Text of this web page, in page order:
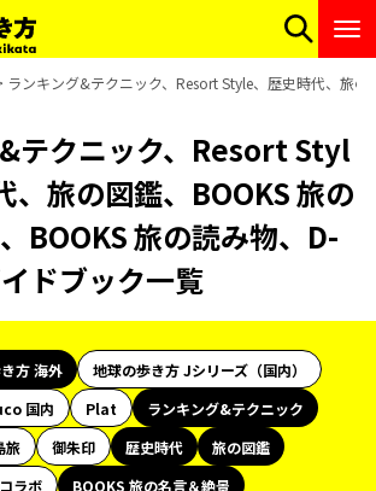
ランキング&テクニック、Resort Style、歴史時代、旅
テクニック、Resort Styl
、旅の図鑑、BOOKS 旅の
BOOKS 旅の読み物、D-
ドブック一覧
方 海外
地球の歩き方 Jシリーズ（国内）
国内 Plat
ランキング&テクニック
旅 御朱印 歴史時代
旅の図鑑
ラボ
BOOKS 旅の名言＆絶景